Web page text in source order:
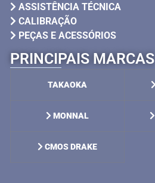
ASSISTÊNCIA TÉCNICA
CALIBRAÇÃO
PEÇAS E ACESSÓRIOS
PRINCIPAIS MARCAS
TAKAOKA
MONNAL
CMOS DRAKE